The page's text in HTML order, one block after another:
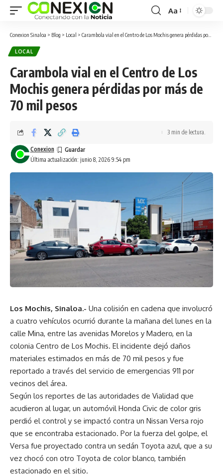
Aa
Conexion Sinaloa > Blog > Local > Carambola vial en el Centro de Los Mochis genera pérdidas por más de 70 mil pesos
LOCAL
Carambola vial en el Centro de Los
Mochis genera pérdidas por más de
70 mil pesos
Última actualización: junio 8, 2026 9:54 pm
Conexion
3 min de lectura.
Los Mochis, Sinaloa.- Una colisión en cadena que involucró
a cuatro vehículos ocurrió durante la mañana del lunes en la
calle Mina, entre las avenidas Morelos y Madero, en la
colonia Centro de Los Mochis. El incidente dejó daños
materiales estimados en más de 70 mil pesos y fue
reportado a través del servicio de emergencias 911 por
vecinos del área.
Según los reportes de las autoridades de Vialidad que
acudieron al lugar, un automóvil Honda Civic de color gris
perdió el control y se impactó contra un Nissan Versa rojo
que se encontraba estacionado. Por la fuerza del golpe, el
Versa fue proyectado contra un sedán Toyota azul, que a su
vez chocó con otro Toyota de color blanco, también
estacionado en el sitio.